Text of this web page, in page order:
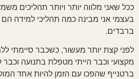
ככל שאני מלווה יותר ויותר תהליכים
בעצמי אני מבינה כמה תהליכי למידה
ברבדים.
לפני קצת יותר מעשור, כשכבר סיימתי
מקצועי וכבר הייתי מטפלת בתנועה
ברטנייף שהפכו עם הזמן להיות אחד